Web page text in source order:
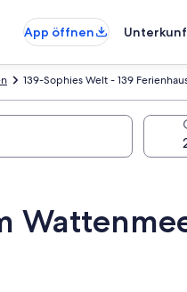
App öffnen
139-Sophies Welt - 139